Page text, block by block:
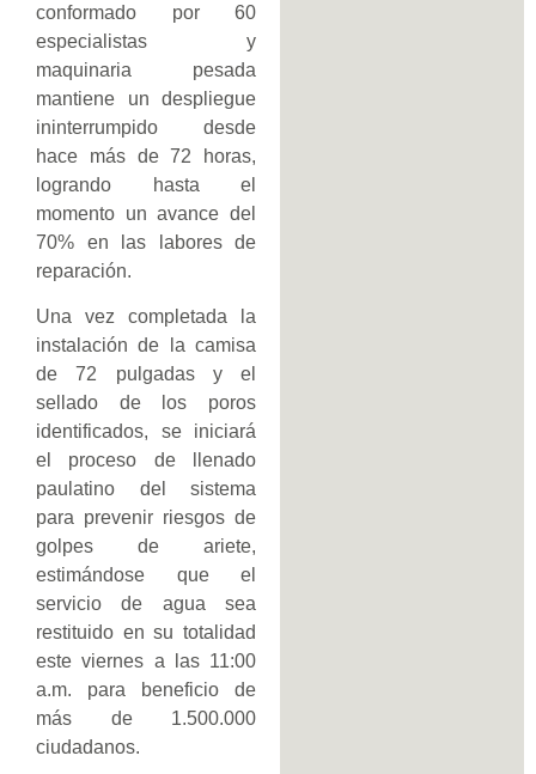
conformado por 60
especialistas y
maquinaria pesada
mantiene un despliegue
ininterrumpido desde
hace más de 72 horas,
logrando hasta el
momento un avance del
70% en las labores de
reparación.
Una vez completada la
instalación de la camisa
de 72 pulgadas y el
sellado de los poros
identificados, se iniciará
el proceso de llenado
paulatino del sistema
para prevenir riesgos de
golpes de ariete,
estimándose que el
servicio de agua sea
restituido en su totalidad
este viernes a las 11:00
a.m. para beneficio de
más de 1.500.000
ciudadanos.